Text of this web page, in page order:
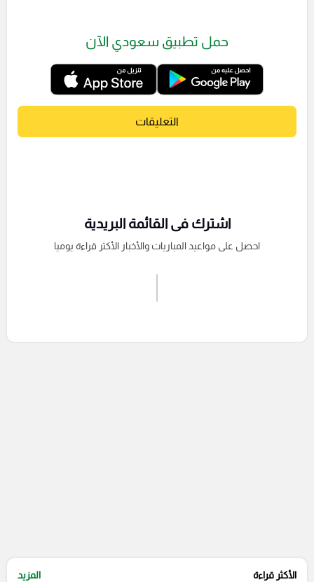
حمل تطبيق سعودي الآن
التعليقات
اشترك فى القائمة البريدية
احصل على مواعيد المباريات والأخبار الأكثر قراءة يوميا
الأكثر قراءة المزيد